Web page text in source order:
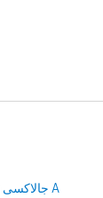
جالاكسى A